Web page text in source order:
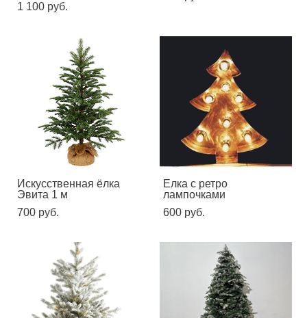
1 100 pуб.
Искусственная ёлка
Эвита 1 м
700 pуб.
Елка с ретро
лампочками
600 pуб.